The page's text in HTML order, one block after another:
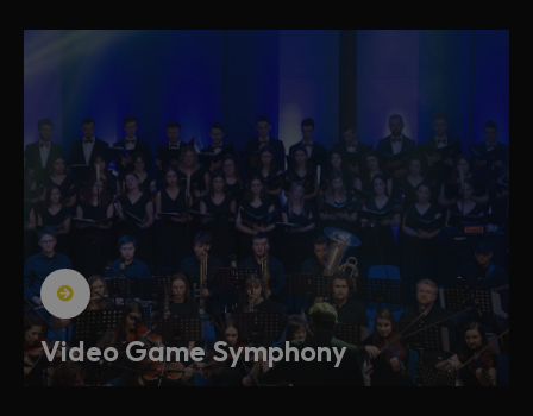
Video Game Symphony